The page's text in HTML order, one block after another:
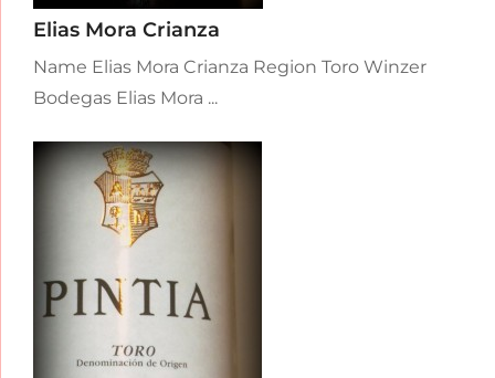
Elias Mora Crianza
Name Elias Mora Crianza Region Toro Winzer
Bodegas Elias Mora ...